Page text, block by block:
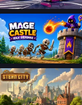
Bus Simulator: EVO
Mage Castle Idle Defense